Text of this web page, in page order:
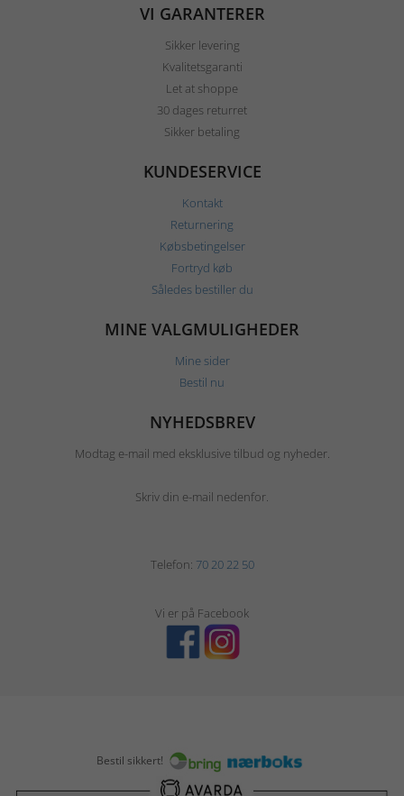
VI GARANTERER
Sikker levering
Kvalitetsgaranti
Let at shoppe
30 dages returret
Sikker betaling
KUNDESERVICE
Kontakt
Returnering
Købsbetingelser
Fortryd køb
Således bestiller du
MINE VALGMULIGHEDER
Mine sider
Bestil nu
NYHEDSBREV
Modtag e-mail med eksklusive tilbud og nyheder.
Skriv din e-mail nedenfor.
Telefon: 70 20 22 50
Vi er på Facebook
Bestil sikkert!